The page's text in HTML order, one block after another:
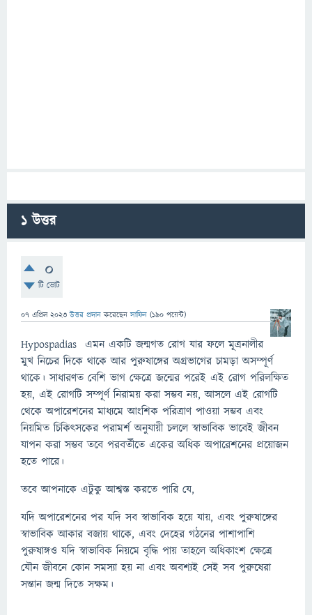
1উত্তর
0
টি ভোট
07 এপ্রিল 2023 উত্তর প্রদান করেছেনসাফিন (190 পয়েন্ট)
Hypospadias এমন একটি জন্মগত রোগ যার ফলে মূত্রনালীর
মুখ নিচের দিকে থাকে আর পুরুষাঙ্গের অগ্রভাগের চামড়া অসম্পূর্ণ
থাকে। সাধারণত বেশি ভাগ ক্ষেত্রে জন্মের পরেই এই রোগ পরিলক্ষিত
হয়, এই রোগটি সম্পূর্ণ নিরাময় করা সম্ভব নয়, আসলে এই রোগটি
থেকে অপারেশনের মাধ্যমে আংশিক পরিত্রাণ পাওয়া সম্ভব এবং
নিয়মিত চিকিৎসকের পরামর্শ অনুযায়ী চললে স্বাভাবিক ভাবেই জীবন
যাপন করা সম্ভব তবে পরবর্তীতে একের অধিক অপারেশনের প্রয়োজন
হতে পারে।
তবে আপনাকে এটুকু আশ্বস্ত করতে পারি যে,
যদি অপারেশনের পর যদি সব স্বাভাবিক হয়ে যায়, এবং পুরুষাঙ্গের
স্বাভাবিক আকার বজায় থাকে, এবং দেহের গঠনের পাশাপাশি
পুরুষাঙ্গও যদি স্বাভাবিক নিয়মে বৃদ্ধি পায় তাহলে অধিকাংশ ক্ষেত্রে
যৌন জীবনে কোন সমস্যা হয় না এবং অবশ্যই সেই সব পুরুষেরা
সন্তান জন্ম দিতে সক্ষম।